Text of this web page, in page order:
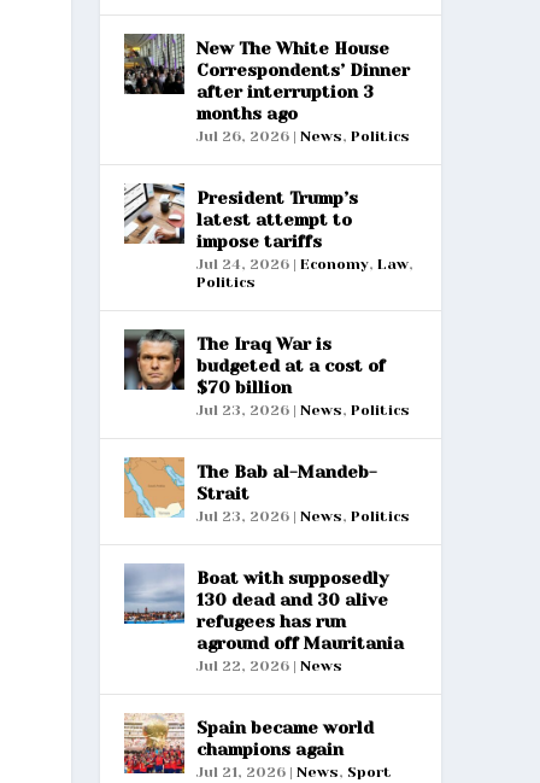
New The White House
Correspondents’ Dinner
after interruption 3
months ago
Jul 26, 2026| News, Politics
President Trump’s
latest attempt to
impose tariffs
Jul 24, 2026| Economy, Law,
Politics
The Iraq War is
budgeted at a cost of
$70 billion
Jul 23, 2026| News, Politics
The Bab al-Mandeb-
Strait
Jul 23, 2026| News, Politics
Boat with supposedly
130 dead and 30 alive
refugees has run
aground off Mauritania
Jul 22, 2026| News
Spain became world
champions again
Jul 21, 2026| News, Sport